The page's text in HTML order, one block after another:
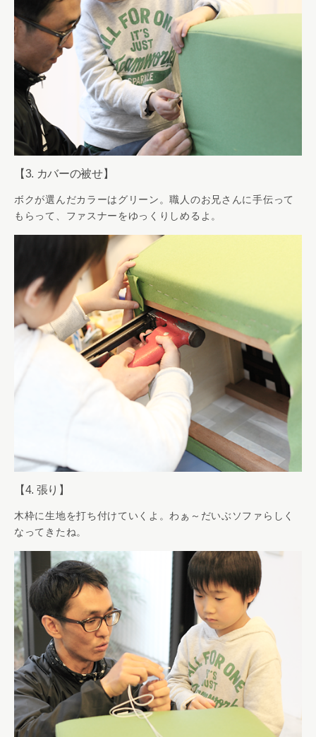
【3. カバーの被せ】
ボクが選んだカラーはグリーン。職人のお兄さんに手伝って
もらって、ファスナーをゆっくりしめるよ。
【4. 張り】
木枠に生地を打ち付けていくよ。わぁ～だいぶソファらしく
なってきたね。